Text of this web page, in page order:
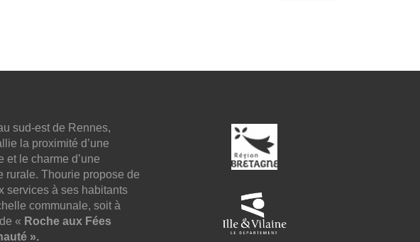
sud-est de Rennes,
la proximité d’une
et le charme d’une
rurale. Thourie propose de
services à ses habitants
communale, soit à
« Roche aux Fées
».